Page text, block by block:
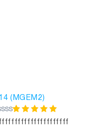
(MGEM2)